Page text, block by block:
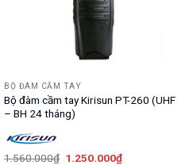
BỘ ĐÀM CẦM TAY
Bộ đàm cầm tay Kirisun PT-260 (UHF
– BH 24 tháng)
1.560.000₫ Giá
1.250.000₫Giá